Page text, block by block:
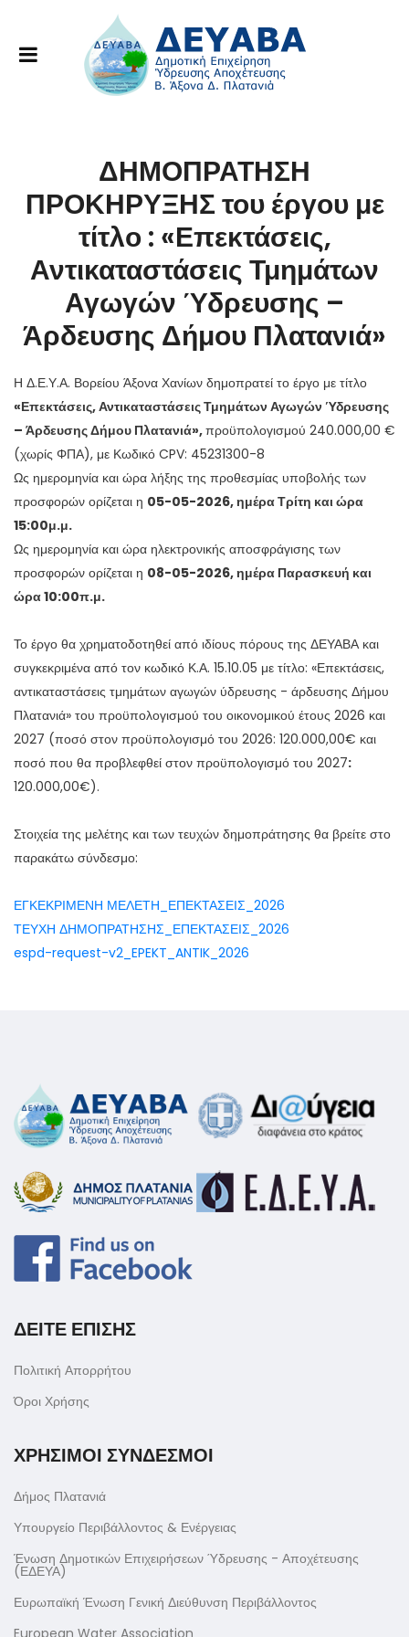
ΔΗΜΟΠΡΑΤΗΣΗ
ΠΡΟΚΗΡΥΞΗΣ του έργου με
τίτλο : «Επεκτάσεις,
Αντικαταστάσεις Τμημάτων
Αγωγών Ύδρευσης –
Άρδευσης Δήμου Πλατανιά»
Η Δ.Ε.Υ.Α. Βορείου Άξονα Χανίων δημοπρατεί το έργο με τίτλο
«Επεκτάσεις, Αντικαταστάσεις Τμημάτων Αγωγών Ύδρευσης
– Άρδευσης Δήμου Πλατανιά»,προϋπολογισμού 240.000,00 €
(χωρίς ΦΠΑ), με Κωδικό CPV: 45231300-8
Ως ημερομηνία και ώρα λήξης της προθεσμίας υποβολής των
προσφορών ορίζεται η 05-05-2026, ημέρα Τρίτη και ώρα
15:00μ.μ.
Ως ημερομηνία και ώρα ηλεκτρονικής αποσφράγισης των
προσφορών ορίζεται η 08-05-2026, ημέρα Παρασκευή και
ώρα 10:00π.μ.
Το έργο θα χρηματοδοτηθεί από ιδίους πόρους της ΔΕΥΑΒΑ και
συγκεκριμένα από τον κωδικό Κ.Α. 15.10.05 με τίτλο: «Επεκτάσεις,
αντικαταστάσεις τμημάτων αγωγών ύδρευσης - άρδευσης Δήμου
Πλατανιά» του προϋπολογισμού του οικονομικού έτους 2026 και
2027 (ποσό στον προϋπολογισμό του 2026: 120.000,00€ και
ποσό που θα προβλεφθεί στον προϋπολογισμό του 2027:
120.000,00€).
Στοιχεία της μελέτης και των τευχών δημοπράτησης θα βρείτε στο
παρακάτω σύνδεσμο:
ΕΓΚΕΚΡΙΜΕΝΗ ΜΕΛΕΤΗ_ΕΠΕΚΤΑΣΕΙΣ_2026
ΤΕΥΧΗ ΔΗΜΟΠΡΑΤΗΣΗΣ_ΕΠΕΚΤΑΣΕΙΣ_2026
espd-request-v2_EPEKT_ANTIK_2026
ΔΕΙΤΕ ΕΠΙΣΗΣ
Πολιτική Απορρήτου
Όροι Χρήσης
ΧΡΗΣΙΜΟΙ ΣΥΝΔΕΣΜΟΙ
Δήμος Πλατανιά
Υπουργείο Περιβάλλοντος & Ενέργειας
Ένωση Δημοτικών Επιχειρήσεων Ύδρευσης - Αποχέτευσης
(ΕΔΕΥΑ)
Ευρωπαϊκή Ένωση Γενική Διεύθυνση Περιβάλλοντος
European Water Association